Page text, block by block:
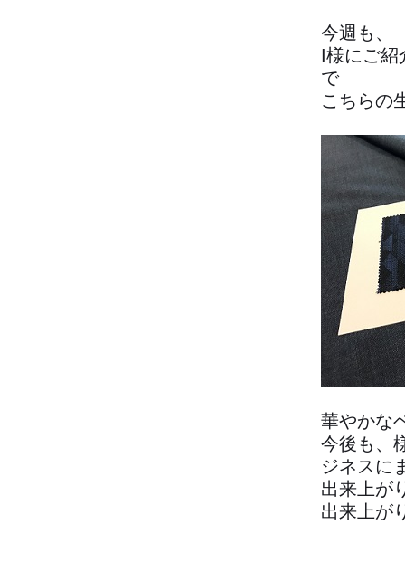
今週も、
I様にご紹
で
こちらの
華やかな
今後も、
ジネスに
出来上が
出来上が